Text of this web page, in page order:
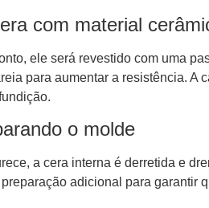
com material
ele será revestido com uma
para aumentar a resistência.
o molde
a cera interna é derretida e
adicional para garantir